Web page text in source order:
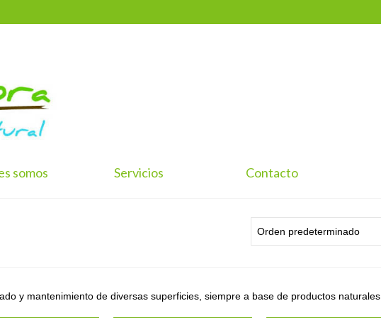
somos Servicios Contacto
y mantenimiento de diversas superficies, siempre a base de productos naturales